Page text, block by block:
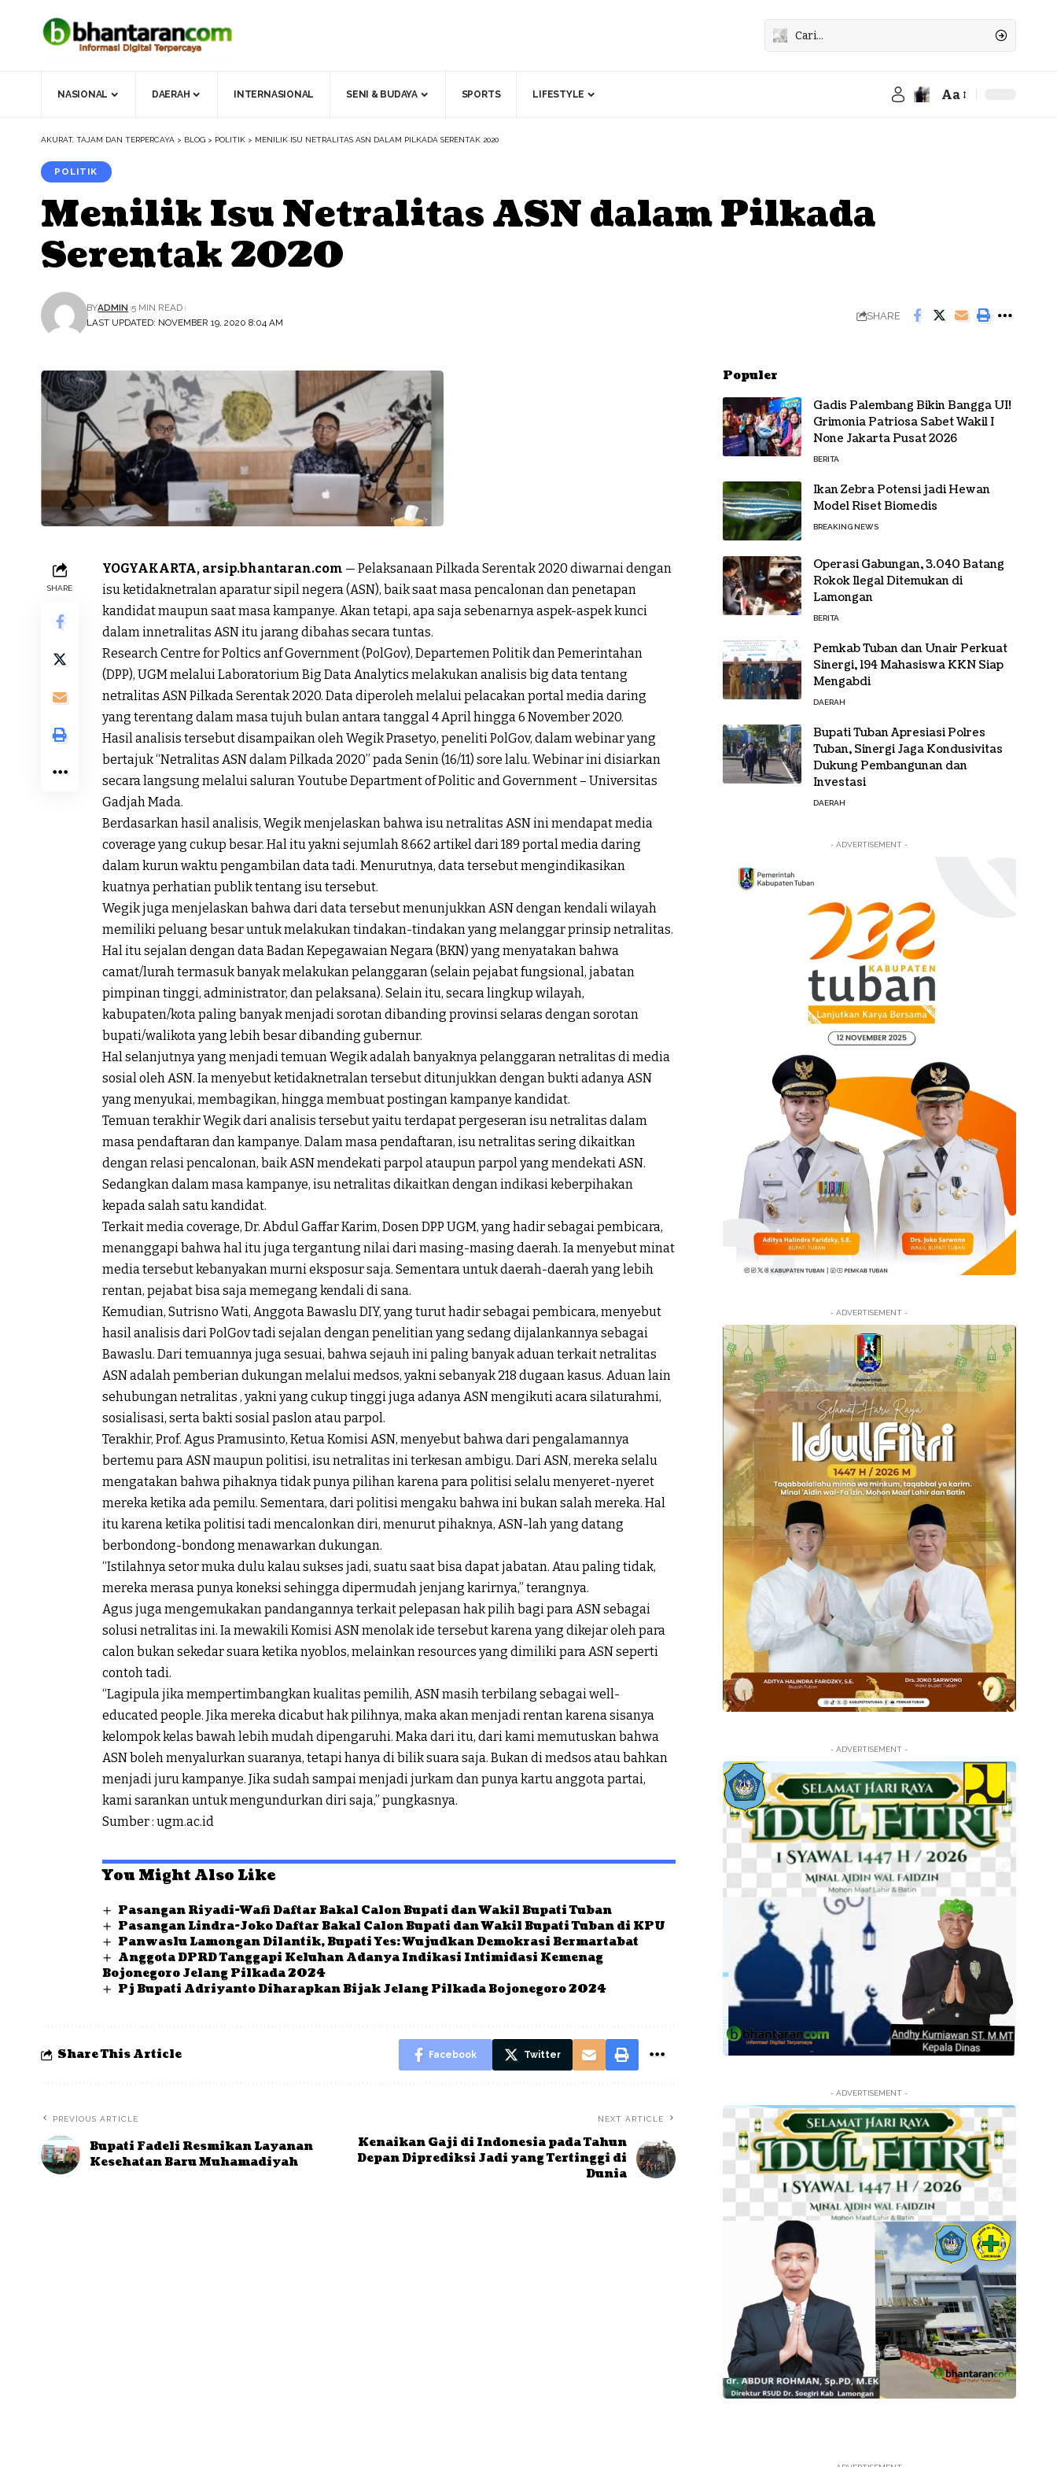
NASIONAL DAERAH INTERNASIONAL SENI & BUDAYA SPORTS LIFESTYLE
Font
Aa
AKURAT, TAJAM DAN TERPERCAYA > BLOG > POLITIK > MENILIK ISU NETRALITAS ASN DALAM PILKADA SERENTAK 2020
POLITIK
Menilik Isu Netralitas ASN dalam Pilkada
Serentak 2020
LAST UPDATED: NOVEMBER 19, 2020 8:04 AM
BYADMIN 5 MIN READ
SHARE
SHARE
YOGYAKARTA, arsip.bhantaran.com — Pelaksanaan Pilkada Serentak 2020 diwarnai dengan
isu ketidaknetralan aparatur sipil negera (ASN), baik saat masa pencalonan dan penetapan
kandidat maupun saat masa kampanye. Akan tetapi, apa saja sebenarnya aspek-aspek kunci
dalam innetralitas ASN itu jarang dibahas secara tuntas.
Research Centre for Poltics anf Government (PolGov), Departemen Politik dan Pemerintahan
(DPP), UGM melalui Laboratorium Big Data Analytics melakukan analisis big data tentang
netralitas ASN Pilkada Serentak 2020. Data diperoleh melalui pelacakan portal media daring
yang terentang dalam masa tujuh bulan antara tanggal 4 April hingga 6 November 2020.
Hasil analisis tersebut disampaikan oleh Wegik Prasetyo, peneliti PolGov, dalam webinar yang
bertajuk “Netralitas ASN dalam Pilkada 2020” pada Senin (16/11) sore lalu. Webinar ini disiarkan
secara langsung melalui saluran Youtube Department of Politic and Government – Universitas
Gadjah Mada.
Berdasarkan hasil analisis, Wegik menjelaskan bahwa isu netralitas ASN ini mendapat media
coverage yang cukup besar. Hal itu yakni sejumlah 8.662 artikel dari 189 portal media daring
dalam kurun waktu pengambilan data tadi. Menurutnya, data tersebut mengindikasikan
kuatnya perhatian publik tentang isu tersebut.
Wegik juga menjelaskan bahwa dari data tersebut menunjukkan ASN dengan kendali wilayah
memiliki peluang besar untuk melakukan tindakan-tindakan yang melanggar prinsip netralitas.
Hal itu sejalan dengan data Badan Kepegawaian Negara (BKN) yang menyatakan bahwa
camat/lurah termasuk banyak melakukan pelanggaran (selain pejabat fungsional, jabatan
pimpinan tinggi, administrator, dan pelaksana). Selain itu, secara lingkup wilayah,
kabupaten/kota paling banyak menjadi sorotan dibanding provinsi selaras dengan sorotan
bupati/walikota yang lebih besar dibanding gubernur.
Hal selanjutnya yang menjadi temuan Wegik adalah banyaknya pelanggaran netralitas di media
sosial oleh ASN. Ia menyebut ketidaknetralan tersebut ditunjukkan dengan bukti adanya ASN
yang menyukai, membagikan, hingga membuat postingan kampanye kandidat.
Temuan terakhir Wegik dari analisis tersebut yaitu terdapat pergeseran isu netralitas dalam
masa pendaftaran dan kampanye. Dalam masa pendaftaran, isu netralitas sering dikaitkan
dengan relasi pencalonan, baik ASN mendekati parpol ataupun parpol yang mendekati ASN.
Sedangkan dalam masa kampanye, isu netralitas dikaitkan dengan indikasi keberpihakan
kepada salah satu kandidat.
Terkait media coverage, Dr. Abdul Gaffar Karim, Dosen DPP UGM, yang hadir sebagai pembicara,
menanggapi bahwa hal itu juga tergantung nilai dari masing-masing daerah. Ia menyebut minat
media tersebut kebanyakan murni eksposur saja. Sementara untuk daerah-daerah yang lebih
rentan, pejabat bisa saja memegang kendali di sana.
Kemudian, Sutrisno Wati, Anggota Bawaslu DIY, yang turut hadir sebagai pembicara, menyebut
hasil analisis dari PolGov tadi sejalan dengan penelitian yang sedang dijalankannya sebagai
Bawaslu. Dari temuannya juga sesuai, bahwa sejauh ini paling banyak aduan terkait netralitas
ASN adalah pemberian dukungan melalui medsos, yakni sebanyak 218 dugaan kasus. Aduan lain
sehubungan netralitas , yakni yang cukup tinggi juga adanya ASN mengikuti acara silaturahmi,
sosialisasi, serta bakti sosial paslon atau parpol.
Terakhir, Prof. Agus Pramusinto, Ketua Komisi ASN, menyebut bahwa dari pengalamannya
bertemu para ASN maupun politisi, isu netralitas ini terkesan ambigu. Dari ASN, mereka selalu
mengatakan bahwa pihaknya tidak punya pilihan karena para politisi selalu menyeret-nyeret
mereka ketika ada pemilu. Sementara, dari politisi mengaku bahwa ini bukan salah mereka. Hal
itu karena ketika politisi tadi mencalonkan diri, menurut pihaknya, ASN-lah yang datang
berbondong-bondong menawarkan dukungan.
“Istilahnya setor muka dulu kalau sukses jadi, suatu saat bisa dapat jabatan. Atau paling tidak,
mereka merasa punya koneksi sehingga dipermudah jenjang karirnya,” terangnya.
Agus juga mengemukakan pandangannya terkait pelepasan hak pilih bagi para ASN sebagai
solusi netralitas ini. Ia mewakili Komisi ASN menolak ide tersebut karena yang dikejar oleh para
calon bukan sekedar suara ketika nyoblos, melainkan resources yang dimiliki para ASN seperti
contoh tadi.
“Lagipula jika mempertimbangkan kualitas pemilih, ASN masih terbilang sebagai well-
educated people. Jika mereka dicabut hak pilihnya, maka akan menjadi rentan karena sisanya
kelompok kelas bawah lebih mudah dipengaruhi. Maka dari itu, dari kami memutuskan bahwa
ASN boleh menyalurkan suaranya, tetapi hanya di bilik suara saja. Bukan di medsos atau bahkan
menjadi juru kampanye. Jika sudah sampai menjadi jurkam dan punya kartu anggota partai,
kami sarankan untuk mengundurkan diri saja,” pungkasnya.
Sumber : ugm.ac.id
You Might Also Like
Pasangan Riyadi-Wafi Daftar Bakal Calon Bupati dan Wakil Bupati Tuban
Pasangan Lindra-Joko Daftar Bakal Calon Bupati dan Wakil Bupati Tuban di KPU
Panwaslu Lamongan Dilantik, Bupati Yes: Wujudkan Demokrasi Bermartabat
Anggota DPRD Tanggapi Keluhan Adanya Indikasi Intimidasi Kemenag
Bojonegoro Jelang Pilkada 2024
Pj Bupati Adriyanto Diharapkan Bijak Jelang Pilkada Bojonegoro 2024
Share This Article Facebook Twitter
PREVIOUS ARTICLE
Bupati Fadeli Resmikan Layanan
Kesehatan Baru Muhamadiyah
NEXT ARTICLE
Kenaikan Gaji di Indonesia pada Tahun
Depan Diprediksi Jadi yang Tertinggi di
Dunia
Populer
Gadis Palembang Bikin Bangga UI!
Grimonia Patriosa Sabet Wakil I
None Jakarta Pusat 2026
BERITA
Ikan Zebra Potensi jadi Hewan
Model Riset Biomedis
BREAKING NEWS
Operasi Gabungan, 3.040 Batang
Rokok Ilegal Ditemukan di
Lamongan
BERITA
Pemkab Tuban dan Unair Perkuat
Sinergi, 194 Mahasiswa KKN Siap
Mengabdi
DAERAH
Bupati Tuban Apresiasi Polres
Tuban, Sinergi Jaga Kondusivitas
Dukung Pembangunan dan
Investasi
DAERAH
- ADVERTISEMENT -
- ADVERTISEMENT -
- ADVERTISEMENT -
- ADVERTISEMENT -